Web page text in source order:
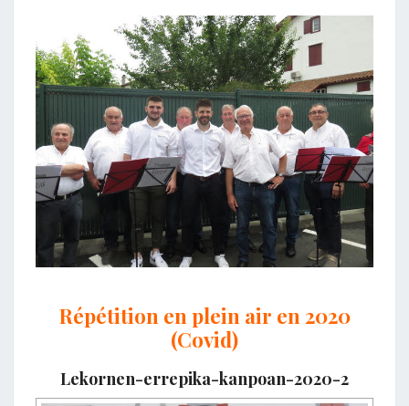
Répétition en plein air en 2020
(Covid)
Lekornen-errepika-kanpoan-2020-2